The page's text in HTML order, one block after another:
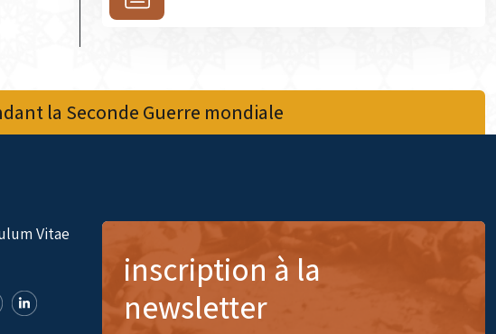
la Seconde Guerre mondiale
Vitae
inscription à la
newsletter